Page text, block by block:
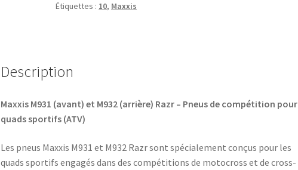
Étiquettes : 10, Maxxis
Description
Maxxis M931 (avant) et M932 (arrière) Razr – Pneus de compétition pour
quads sportifs (ATV)
Les pneus Maxxis M931 et M932 Razr sont spécialement conçus pour les
quads sportifs engagés dans des compétitions de motocross et de cross-